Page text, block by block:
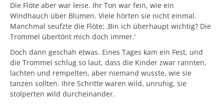
Die Flöte aber war leise. Ihr Ton war fein, wie ein
Windhauch über Blumen. Viele hörten sie nicht einmal.
Manchmal seufzte die Flöte: ‚Bin ich überhaupt wichtig? Die
Trommel übertönt mich doch immer.’
Doch dann geschah etwas. Eines Tages kam ein Fest, und
die Trommel schlug so laut, dass die Kinder zwar rannten,
lachten und rempelten, aber niemand wusste, wie sie
tanzen sollten. Ihre Schritte waren wild, unruhig, sie
stolperten wild durcheinander.